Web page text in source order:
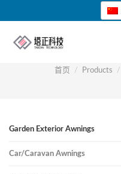
转
首页 / Products /
Garden Exterior Awnings
Car/Caravan Awnings